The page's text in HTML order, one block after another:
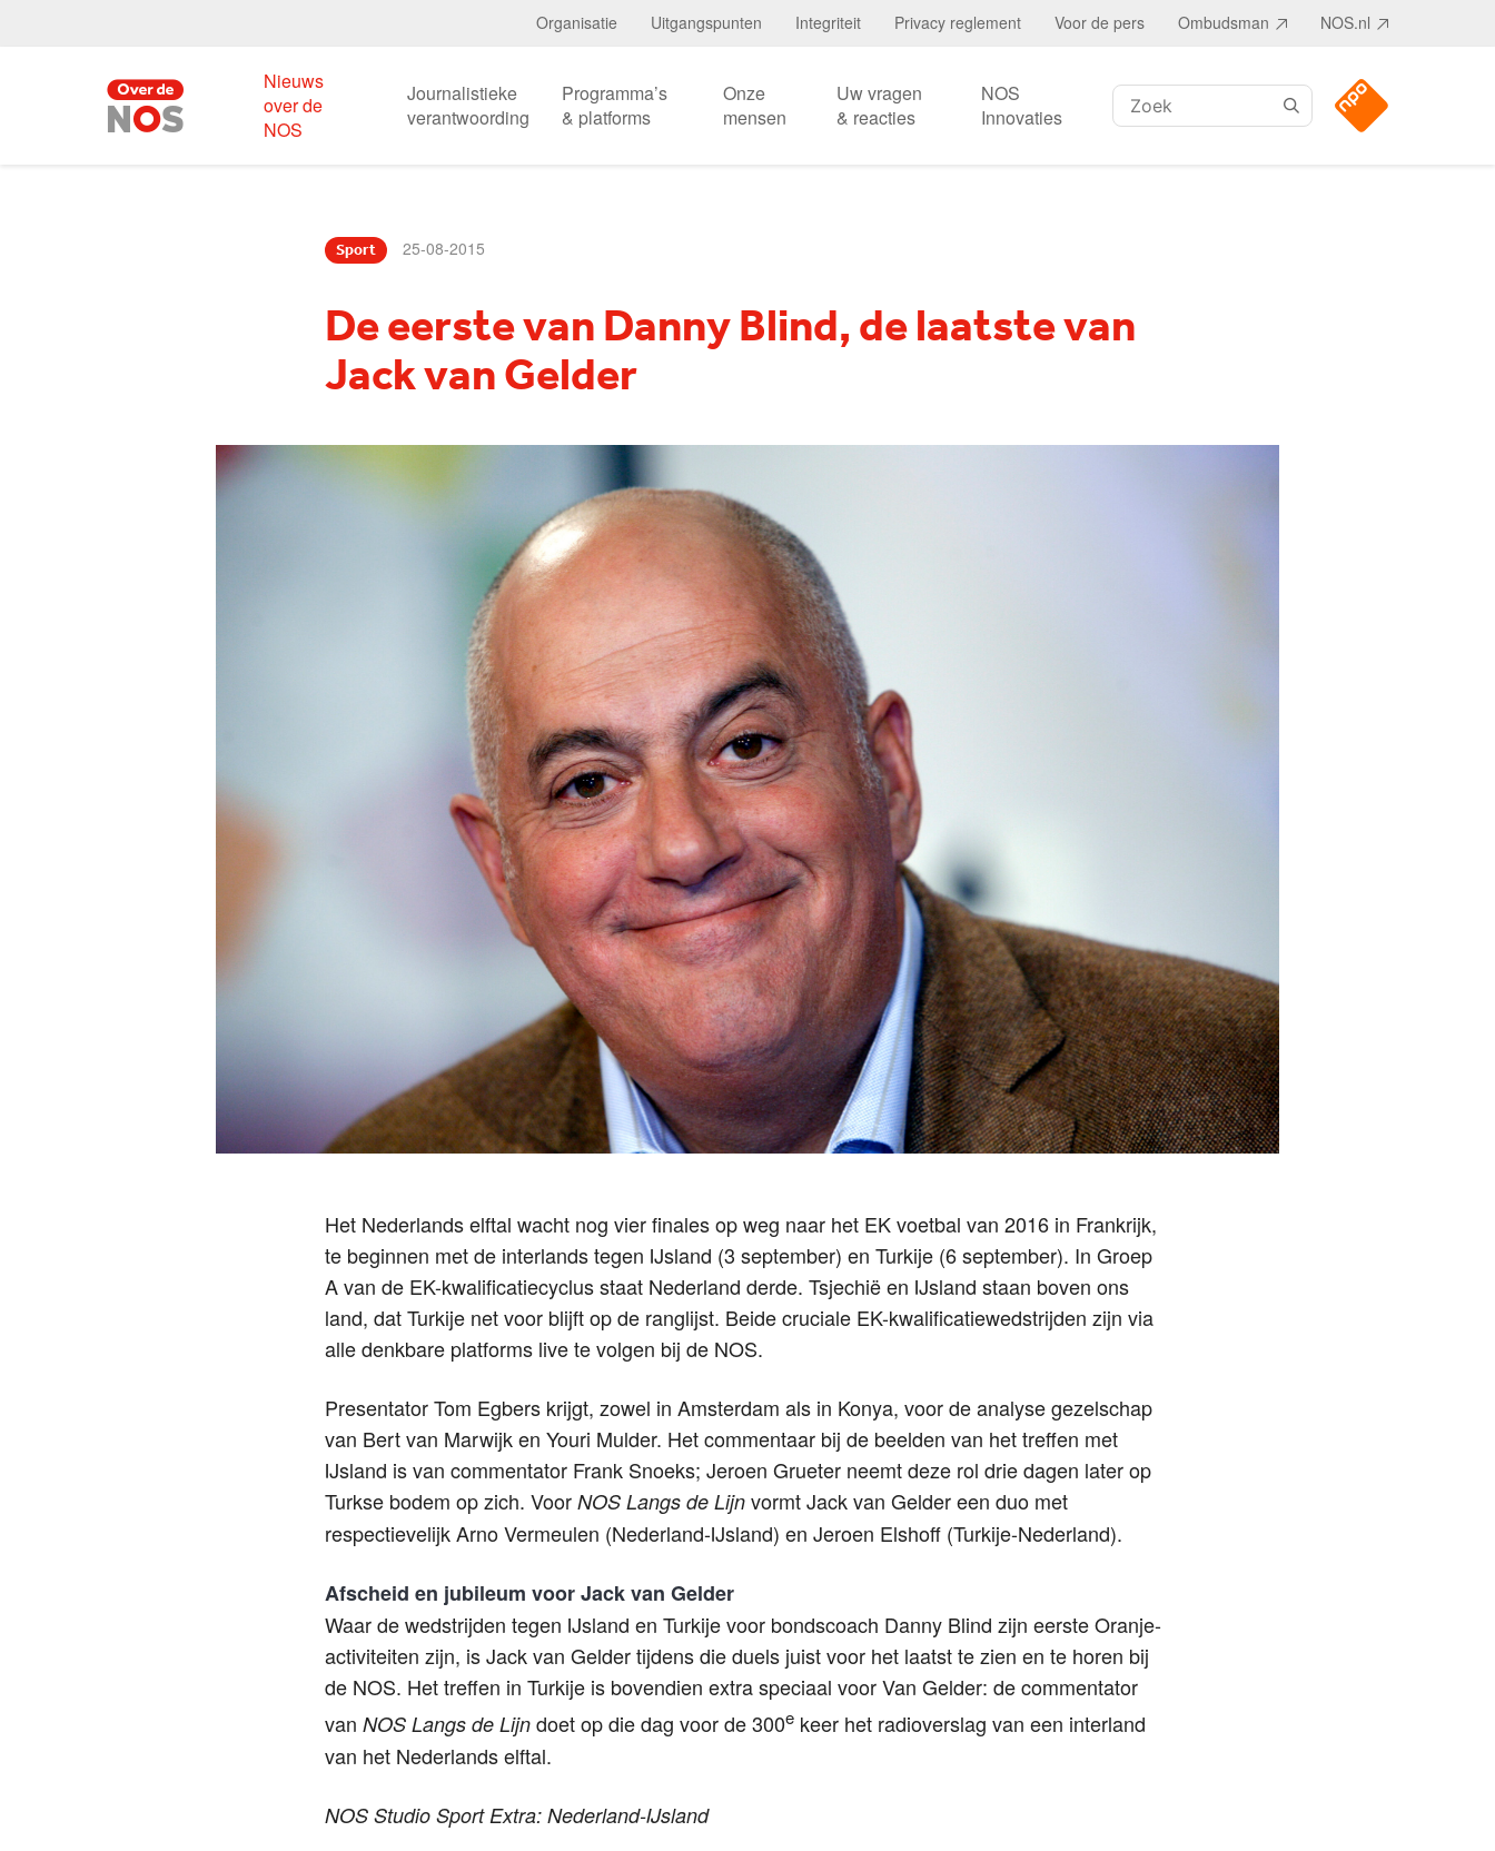
Organisatie Uitgangspunten Integriteit Privacy reglement Voor de pers Ombudsman NOS.nl
Nieuws
over de
NOS
Journalistieke
verantwoording
Programma’s
& platforms
Onze
mensen
Uw vragen
& reacties
NOS
Innovaties
Zoeken:
Sport 25-08-2015
De eerste van Danny Blind, de laatste van
Jack van Gelder
Het Nederlands elftal wacht nog vier finales op weg naar het EK voetbal van 2016 in Frankrijk,
te beginnen met de interlands tegen IJsland (3 september) en Turkije (6 september). In Groep
A van de EK-kwalificatiecyclus staat Nederland derde. Tsjechië en IJsland staan boven ons
land, dat Turkije net voor blijft op de ranglijst. Beide cruciale EK-kwalificatiewedstrijden zijn via
alle denkbare platforms live te volgen bij de NOS.
Presentator Tom Egbers krijgt, zowel in Amsterdam als in Konya, voor de analyse gezelschap
van Bert van Marwijk en Youri Mulder. Het commentaar bij de beelden van het treffen met
IJsland is van commentator Frank Snoeks; Jeroen Grueter neemt deze rol drie dagen later op
Turkse bodem op zich. Voor NOS Langs de Lijn vormt Jack van Gelder een duo met
respectievelijk Arno Vermeulen (Nederland-IJsland) en Jeroen Elshoff (Turkije-Nederland).
Afscheid en jubileum voor Jack van Gelder
Waar de wedstrijden tegen IJsland en Turkije voor bondscoach Danny Blind zijn eerste Oranje-
activiteiten zijn, is Jack van Gelder tijdens die duels juist voor het laatst te zien en te horen bij
de NOS. Het treffen in Turkije is bovendien extra speciaal voor Van Gelder: de commentator
van NOS Langs de Lijn doet op die dag voor de 300e keer het radioverslag van een interland
van het Nederlands elftal.
NOS Studio Sport Extra: Nederland-IJsland